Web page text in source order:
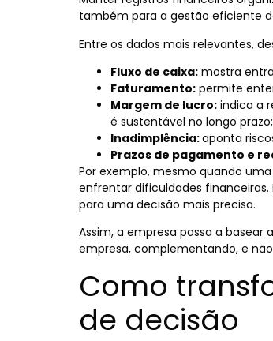
também para a gestão eficiente
Entre os dados mais relevantes,
Fluxo de caixa: mostra
Faturamento: permite
Margem de lucro: indica a
é sustentável no longo prazo;
Inadimplência:aponta
Prazos de pagamento e
Por exemplo, mesmo quando
enfrentar dificuldades financeiras.
para uma decisão mais precisa.
Assim, a empresa passa a basear a
empresa, complementando, e
Como
de decisão